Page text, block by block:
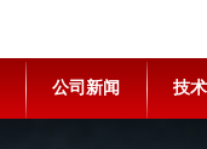
公司新闻 技